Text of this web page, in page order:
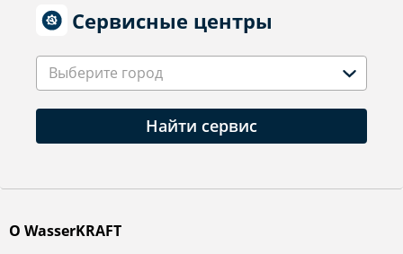
Сервисные центры
Выберите город
Найти сервис
О WasserKRAFT